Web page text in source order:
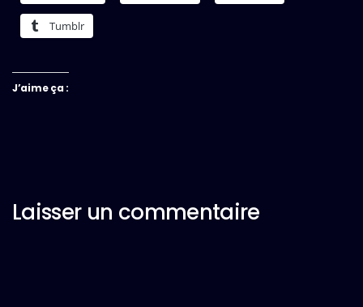
Tumblr
J’aime ça :
Laisser un commentaire